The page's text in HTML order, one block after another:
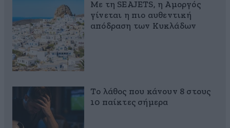
Με τη SEAJETS, η Αμοργός
γίνεται η πιο αυθεντική
απόδραση των Κυκλάδων
Το λάθος που κάνουν 8 στους
10 παίκτες σήμερα